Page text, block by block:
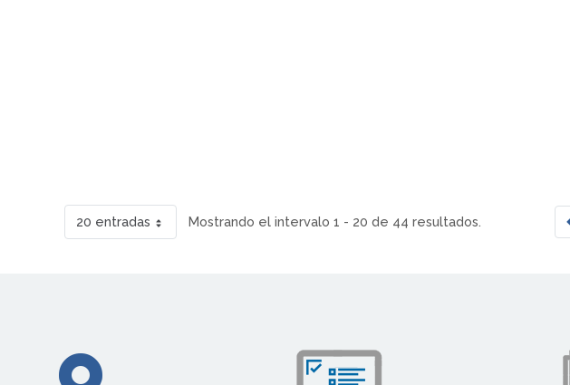
20 entradas Mostrando el intervalo 1 - 20 de 44 resultados.